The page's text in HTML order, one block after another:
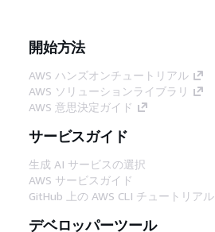
開始方法
AWS ハンズオンチュートリアル
AWS ソリューションライブラリ
AWS 意思決定ガイド
サービスガイド
生成 AI サービスの選択
AWS サービスガイド
GitHub 上の AWS CLI チュートリアル
デベロッパーツール